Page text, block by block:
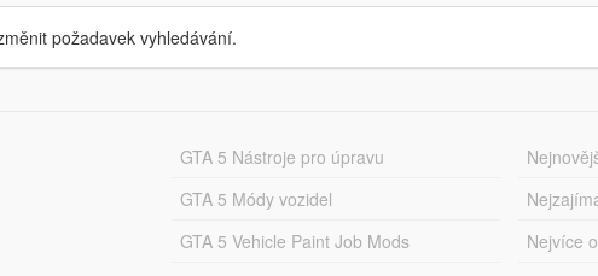
požadavek vyhledávání.
GTA 5 Nástroje pro úpravu
GTA 5 Módy vozidel
GTA 5 Vehicle Paint Job Mods
Nejvíce